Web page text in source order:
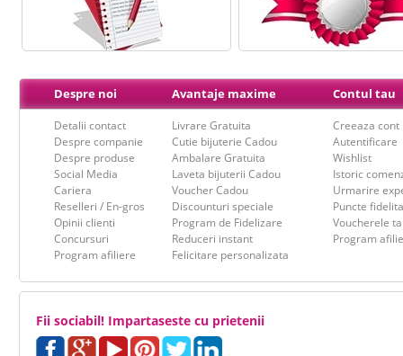
Despre noi
Detalii contact
Despre companie
Despre produse
Social Media
Cariera
Reselleri / En-gros
Opinii clienti
Concursuri
Program afiliere
Avantaje maxime
Livrare Gratuita
Cutie bijuterie Cadou
Ambalare Gratuita
Laveta bijuterii Cadou
Voucher Cadou
Discounturi speciale
Program de Fidelizare
Reduceri instant
Felicitare personalizata
Contul tau
Creeaza cont
Autentificare
Wishlist
Istoric
Urmarire
Puncte
Voucherele
Program
Fii sociabil! Impartaseste cu prietenii